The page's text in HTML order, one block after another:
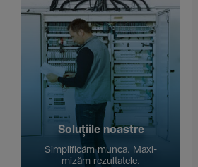
Solu­țiile noastre
Simpli­ficăm munca. Maxi­
mizăm rezul­ta­tele.